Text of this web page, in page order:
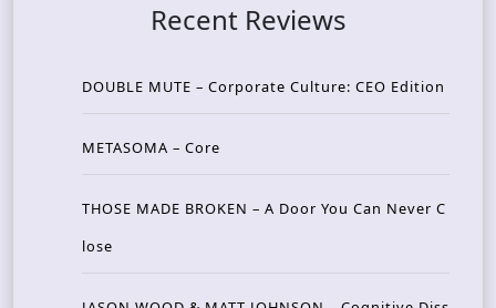
Recent Reviews
DOUBLE MUTE – Corporate Culture: CEO Edition
METASOMA – Core
THOSE MADE BROKEN – A Door You Can Never C
lose